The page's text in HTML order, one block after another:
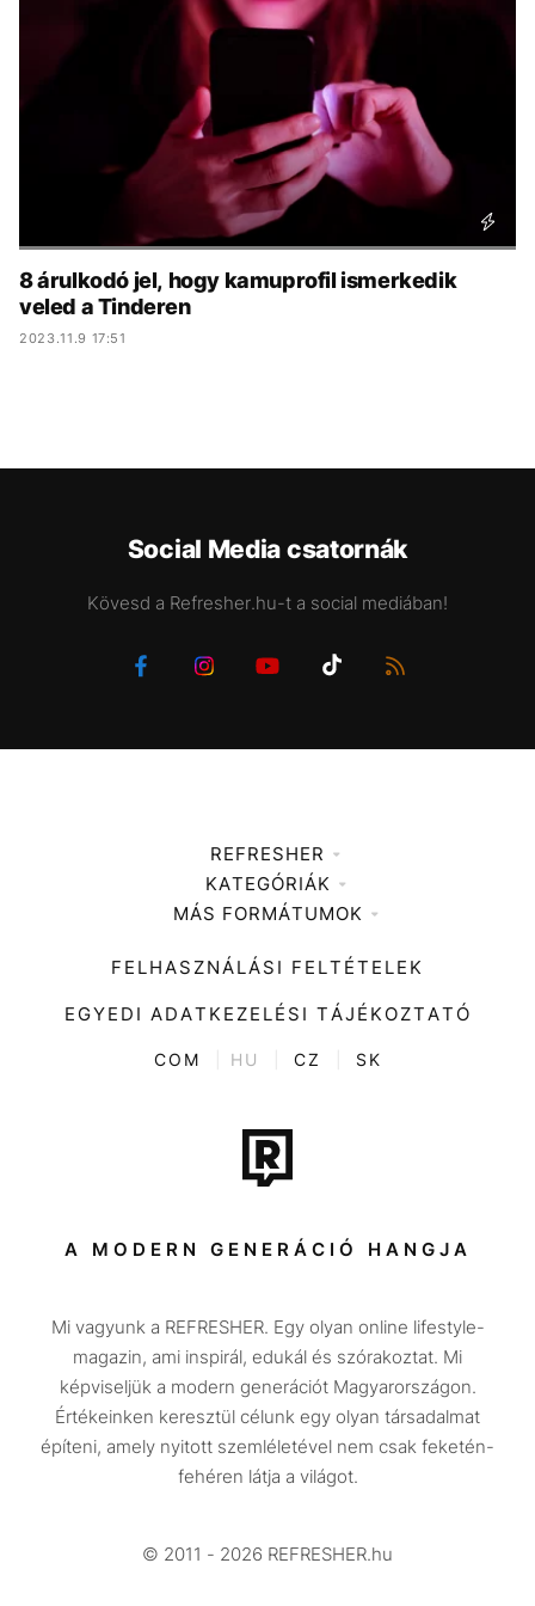
KÖZÉLET UTAZÁS
ÉLETMÓD DESIGN
BESZÉLGETÉSEK ARCOK
TÖRTÉNETEK
8 árulkodó jel, hogy kamuprofil ismerkedik
veled a Tinderen
2023.11.9 17:51
Social Media csatornák
Kövesd a Refresher.hu-t a social mediában!
REFRESHER
Médiaajánlat
KATEGÓRIÁK
Zene
Divat
Kultúra
ENTR
Tech-Tudomány
Sport
Társadalom
Utazás
Életmód
Design
Beszélgetések
Videó
MÁS FORMÁTUMOK
FELHASZNÁLÁSI FELTÉTELEK
EGYEDI ADATKEZELÉSI TÁJÉKOZTATÓ
COM HU CZ SK
A MODERN GENERÁCIÓ HANGJA
Mi vagyunk a REFRESHER. Egy olyan online lifestyle-
magazin, ami inspirál, edukál és szórakoztat. Mi
képviseljük a modern generációt Magyarországon.
Értékeinken keresztül célunk egy olyan társadalmat
építeni, amely nyitott szemléletével nem csak feketén-
fehéren látja a világot.
© 2011 - 2026 REFRESHER.hu